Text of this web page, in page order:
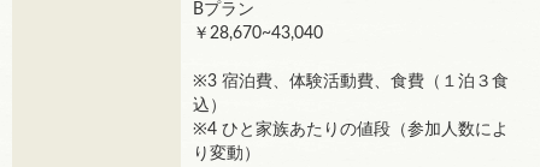
Bプラン
￥28,670~43,040
※3 宿泊費、体験活動費、食費（１泊３食
込）
※4 ひと家族あたりの値段（参加人数によ
り変動）